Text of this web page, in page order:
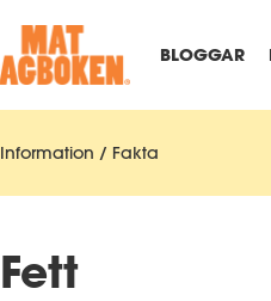
BLOGGAR
Information / Fakta
Fett